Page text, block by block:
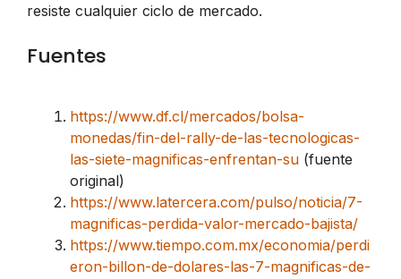
resiste cualquier ciclo de mercado.
Fuentes
https://www.df.cl/mercados/bolsa-
monedas/fin-del-rally-de-las-tecnologicas-
las-siete-magnificas-enfrentan-su (fuente
original)
https://www.latercera.com/pulso/noticia/7-
magnificas-perdida-valor-mercado-bajista/
https://www.tiempo.com.mx/economia/perdi
eron-billon-de-dolares-las-7-magnificas-de-